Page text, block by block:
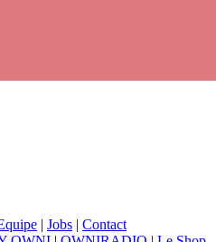
| Jobs | Contact